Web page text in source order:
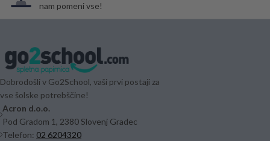
nam pomeni vse!
Dobrodošli v Go2School, vaši prvi postaji za
vse šolske potrebščine!
Acron d.o.o.
Pod Gradom 1, 2380 Slovenj Gradec
Telefon: 02 6204320